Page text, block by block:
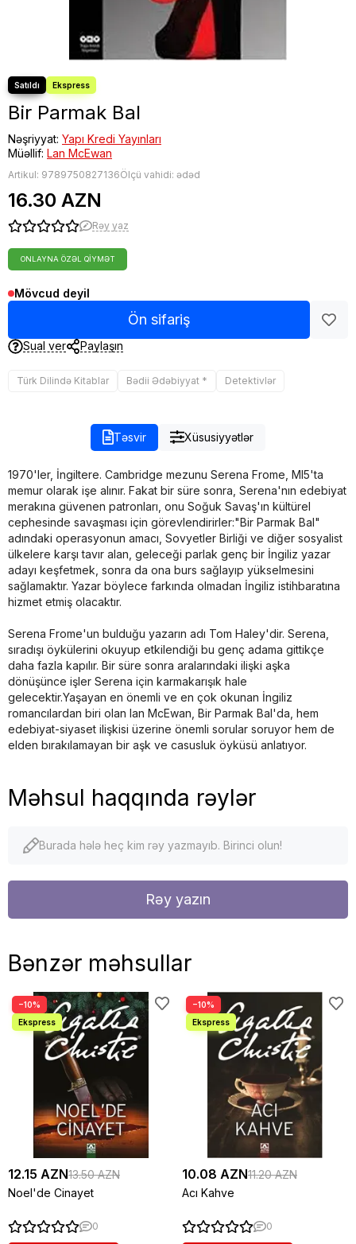
Bir Parmak Bal
Nəşriyyat: Yapı Kredi Yayınları
Müəllif: Lan McEwan
Artikul: 9789750827136Ölçü vahidi: ədəd
16.30 AZN
Rəy yaz
ONLAYNA ÖZƏL QIYMƏT
Mövcud deyil
Ön sifariş
Sual ver Paylaşın
Türk Dilində Kitablar Bədii Ədəbiyyat * Detektivlər
Təsvir Xüsusiyyətlər
1970'ler, İngiltere. Cambridge mezunu Serena Frome, MI5'ta
memur olarak işe alınır. Fakat bir süre sonra, Serena'nın edebiyat
merakına güvenen patronları, onu Soğuk Savaş'ın kültürel
cephesinde savaşması için görevlendirirler:"Bir Parmak Bal"
adındaki operasyonun amacı, Sovyetler Birliği ve diğer sosyalist
ülkelere karşı tavır alan, geleceği parlak genç bir İngiliz yazar
adayı keşfetmek, sonra da ona burs sağlayıp yükselmesini
sağlamaktır. Yazar böylece farkında olmadan İngiliz istihbaratına
hizmet etmiş olacaktır.
Serena Frome'un bulduğu yazarın adı Tom Haley'dir. Serena,
sıradışı öykülerini okuyup etkilendiği bu genç adama gittikçe
daha fazla kapılır. Bir süre sonra aralarındaki ilişki aşka
dönüşünce işler Serena için karmakarışık hale
gelecektir.Yaşayan en önemli ve en çok okunan İngiliz
romancılardan biri olan Ian McEwan, Bir Parmak Bal'da, hem
edebiyat-siyaset ilişkisi üzerine önemli sorular soruyor hem de
elden bırakılamayan bir aşk ve casusluk öyküsü anlatıyor.
Məhsul haqqında rəylər
Burada hələ heç kim rəy yazmayıb. Birinci olun!
Rəy yazın
Bənzər məhsullar
−10%
12.15 AZN13.50 AZN
Noel'de Cinayet
0
−10%
10.08 AZN11.20 AZN
Acı Kahve
0